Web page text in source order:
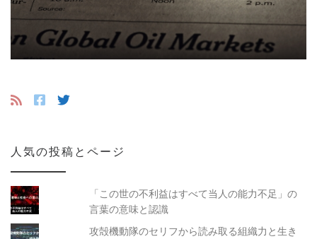
人気の投稿とページ
「この世の不利益はすべて当人の能力不足」の
言葉の意味と認識
攻殻機動隊のセリフから読み取る組織力と生き